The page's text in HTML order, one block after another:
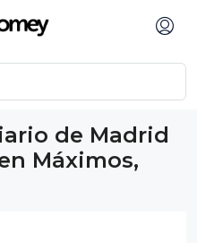
de Madrid
Máximos,